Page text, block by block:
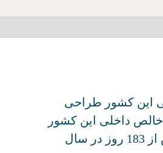
این کشور طراحی
و درآمد مالیاتی این کشور نیز 33.9 درصد از تولید ناخالص داخلی این کشور
در سال 2024 است. باید توجه داشته باید که اگر فردی دارای مرکز منافع شخصی یا اقتصادی خود در لهستان باشد یا اگر بیش از 183 روز در سال